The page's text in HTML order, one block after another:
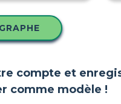
compte et
comme modèle !